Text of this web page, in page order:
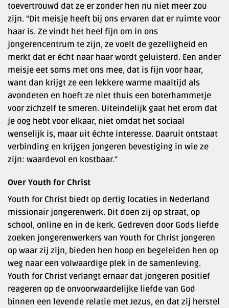
toevertrouwd dat ze er zonder hen nu niet meer zou
zijn. “Dit meisje heeft bij ons ervaren dat er ruimte voor
haar is. Ze vindt het heel fijn om in ons
jongerencentrum te zijn, ze voelt de gezelligheid en
merkt dat er écht naar haar wordt geluisterd. Een ander
meisje eet soms met ons mee, dat is fijn voor haar,
want dan krijgt ze een lekkere warme maaltijd als
avondeten en hoeft ze niet thuis een boterhammetje
voor zichzelf te smeren. Uiteindelijk gaat het erom dat
je oog hebt voor elkaar, niet omdat het sociaal
wenselijk is, maar uit échte interesse. Daaruit ontstaat
verbinding en krijgen jongeren bevestiging in wie ze
zijn: waardevol en kostbaar.”
Over Youth for Christ
Youth for Christ biedt op dertig locaties in Nederland
missionair jongerenwerk. Dit doen zij op straat, op
school, online en in de kerk. Gedreven door Gods liefde
zoeken jongerenwerkers van Youth for Christ jongeren
op waar zij zijn, bieden hen hoop en begeleiden hen op
weg naar een volwaardige plek in de samenleving.
Youth for Christ verlangt ernaar dat jongeren positief
reageren op de onvoorwaardelijke liefde van God
binnen een levende relatie met Jezus, en dat zij herstel